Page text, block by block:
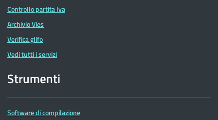
Controllo partita Iva
Archivio Vies
Verifica glifo
Vedi tutti i servizi
Strumenti
Software di compilazione